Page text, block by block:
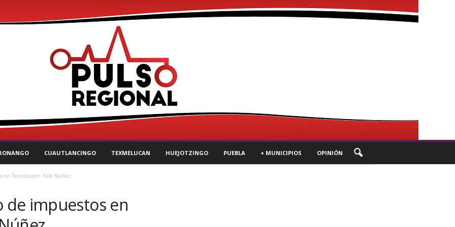
CUAUTLANCINGO TEXMELUCAN HUEJOTZINGO PUEBLA + MUNICIPIOS OPINIÓN
en Texmelucan: Rafa Núñez
de impuestos en